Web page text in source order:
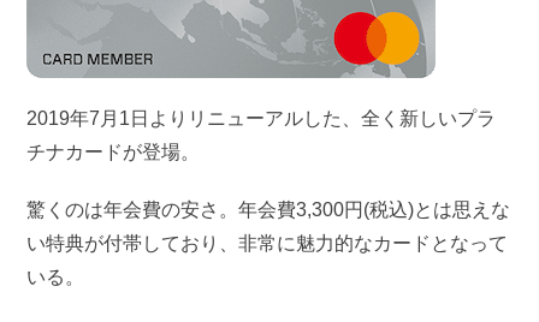
2019年7月1日よりリニューアルした、全く新しいプラ
チナカードが登場。
驚くのは年会費の安さ。年会費3,300円(税込)とは思えな
い特典が付帯しており、非常に魅力的なカードとなって
いる。